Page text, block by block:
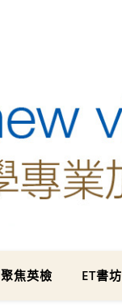
聚焦英檢 ET書坊